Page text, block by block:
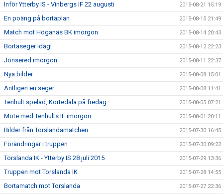
Inför Ytterby IS - Vinbergs IF 22 augusti 2015-08-21 15:19
En poäng på bortaplan 2015-08-15 21:49
Match mot Höganäs BK imorgon 2015-08-14 20:43
Bortaseger idag! 2015-08-12 22:23
Jonsered imorgon 2015-08-11 22:37
Nya bilder 2015-08-08 15:01
Äntligen en seger 2015-08-08 11:41
Tenhult spelad, Kortedala på fredag 2015-08-05 07:21
Möte med Tenhults IF imorgon 2015-08-01 20:11
Bilder från Torslandamatchen 2015-07-30 16:45
Förändringar i truppen 2015-07-30 09:22
Torslanda IK - Ytterby IS 28 juli 2015 2015-07-29 13:36
Truppen mot Torslanda IK 2015-07-28 14:55
Bortamatch mot Torslanda 2015-07-27 22:36